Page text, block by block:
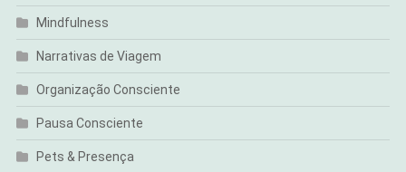
Mindfulness
Narrativas de Viagem
Organização Consciente
Pausa Consciente
Pets & Presença